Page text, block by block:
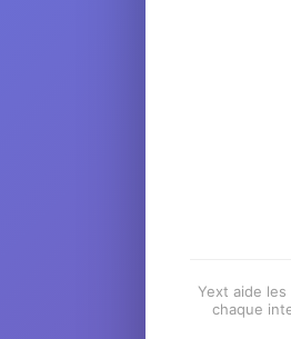
Yext aide
chaque